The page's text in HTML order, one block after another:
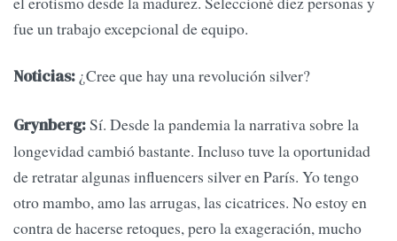
fue un trabajo excepcional de equipo.
Noticias: ¿Cree que hay una revolución silver?
Grynberg:Sí. Desde la pandemia la narrativa sobre la
longevidad cambió bastante. Incluso tuve la oportunidad
de retratar algunas influencers silver en París. Yo tengo
otro mambo, amo las arrugas, las cicatrices. No estoy en
contra de hacerse retoques, pero la exageración, mucho